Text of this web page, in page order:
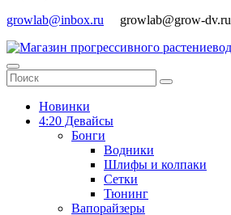
growlab@inbox.ru growlab@grow-dv.ru
Новинки
4:20 Девайсы
Бонги
Водники
Шлифы и колпаки
Сетки
Тюнинг
Вапорайзеры